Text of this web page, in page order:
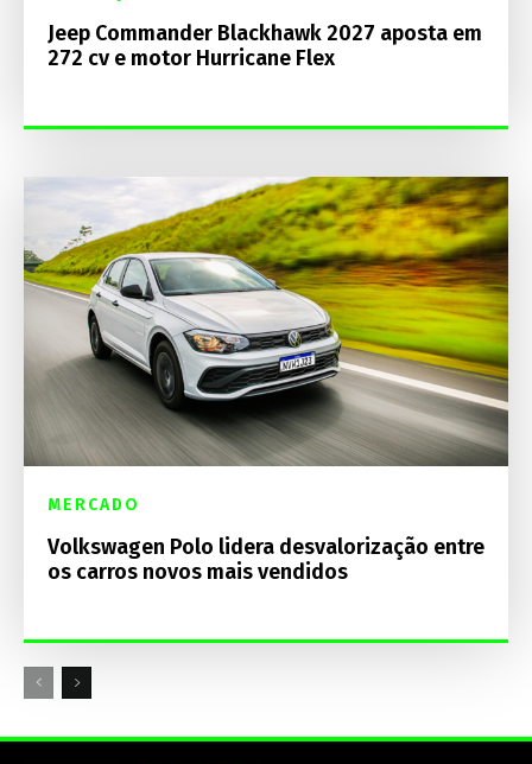
Jeep Commander Blackhawk 2027 aposta em
272 cv e motor Hurricane Flex
MERCADO
Volkswagen Polo lidera desvalorização entre
os carros novos mais vendidos